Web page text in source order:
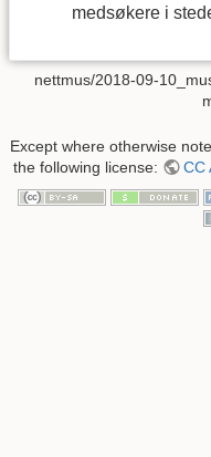
medsøkere i
nettmus/2018-09-
Except where otherwise
the following license:
CC